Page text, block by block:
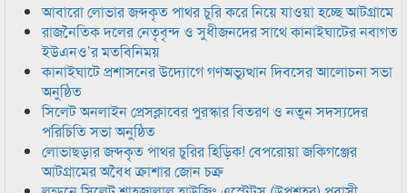
আবারো লোভার জব্দকৃত পাথর চুরি করে নিয়ে যাওয়া হচ্ছে আটগ্রামে
রাজনৈতিক দলের নেতৃবৃন্দ ও সুধীজনদের সাথে কানাইঘাটের নবাগত
ইউএনও’র মতবিনিময়
কানাইঘাটে প্রশাসনের উদ্যোগে গণঅভ্যুত্থান দিবসের আলোচনা সভা
অনুষ্ঠিত
সিলেট অনলাইন প্রেসক্লাবের পুরস্কার বিতরণ ও নতুন সদস্যদের
পরিচিতি সভা অনুষ্ঠিত
লোভাছড়ার জব্দকৃত পাথর চুরির হিড়িক! বেপরোয়া জকিগঞ্জের
আটগ্রামের অবৈধ ক্রাশার জোন চক্র